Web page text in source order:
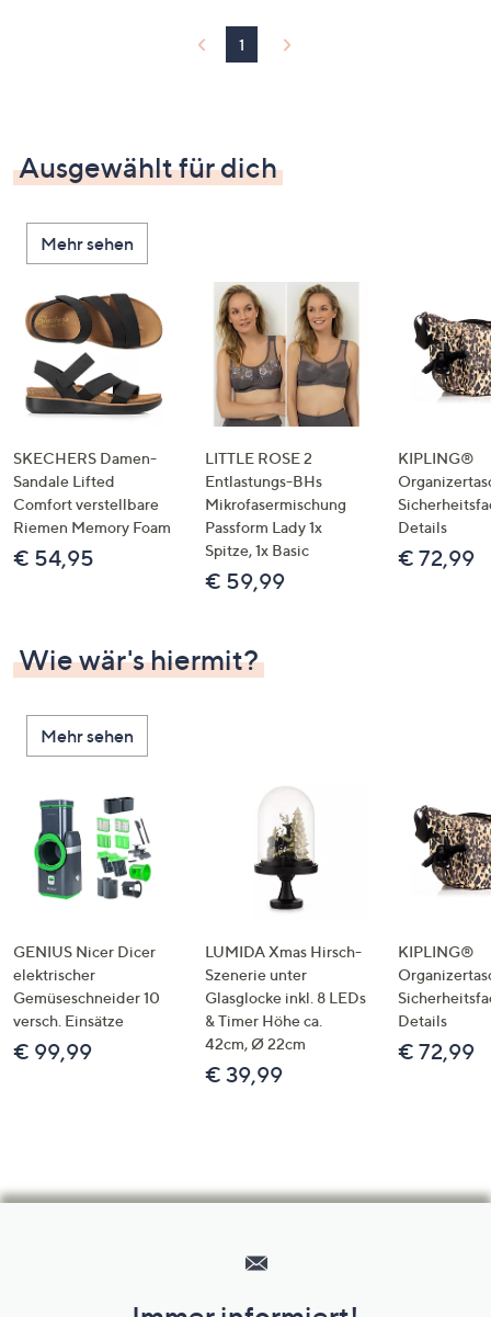
1
Ausgewählt für dich
Mehr sehen
SKECHERS Damen-
Sandale Lifted
Comfort verstellbare
Riemen Memory Foam
€ 54,95
LITTLE ROSE 2
Entlastungs-BHs
Mikrofasermischung
Passform Lady 1x
Spitze, 1x Basic
€ 59,99
KIPLING®
Details
€ 72,99
Wie wär's hiermit?
Mehr sehen
GENIUS Nicer Dicer
elektrischer
Gemüseschneider 10
versch. Einsätze
€ 99,99
LUMIDA Xmas Hirsch-
Szenerie unter
Glasglocke inkl. 8 LEDs
& Timer Höhe ca.
42cm, Ø 22cm
€ 39,99
KIPLING®
Details
€ 72,99